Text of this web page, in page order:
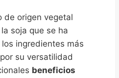
de origen vegetal
soja que se ha
ingredientes más
su versatilidad
beneficios